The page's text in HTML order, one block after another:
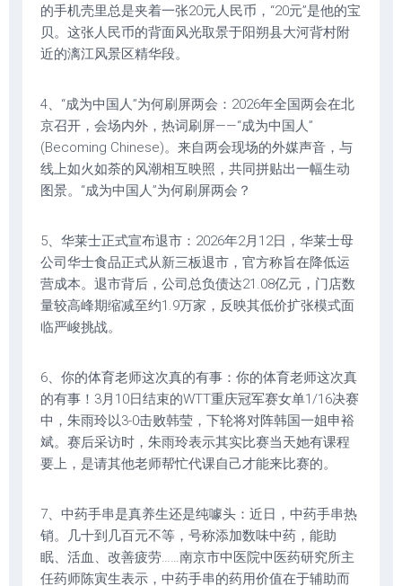
的手机壳里总是夹着一张20元人民币，“20元”是他的宝
贝。这张人民币的背面风光取景于阳朔县大河背村附
近的漓江风景区精华段。
4、“成为中国人”为何刷屏两会：2026年全国两会在北
京召开，会场内外，热词刷屏——“成为中国人”
(Becoming Chinese)。来自两会现场的外媒声音，与
线上如火如荼的风潮相互映照，共同拼贴出一幅生动
图景。“成为中国人”为何刷屏两会？
5、华莱士正式宣布退市：2026年2月12日，‌华莱士‌母
公司华士食品正式从新三板退市，官方称旨在降低运
营成本。退市背后，公司总负债达‌21.08亿元‌，门店数
量较高峰期缩减至约1.9万家，反映其低价扩张模式面
临严峻挑战。‌‌
6、你的体育老师这次真的有事：你的体育老师这次真
的有事！3月10日结束的WTT重庆冠军赛女单1/16决赛
中，朱雨玲以3-0击败韩莹，下轮将对阵韩国一姐申裕
斌。赛后采访时，朱雨玲表示其实比赛当天她有课程
要上，是请其他老师帮忙代课自己才能来比赛的。
7、中药手串是真养生还是纯噱头：近日，中药手串热
销。几十到几百元不等，号称添加数味中药，能助
眠、活血、改善疲劳……南京市中医院中医药研究所主
任药师陈寅生表示，中药手串的药用价值在于辅助而